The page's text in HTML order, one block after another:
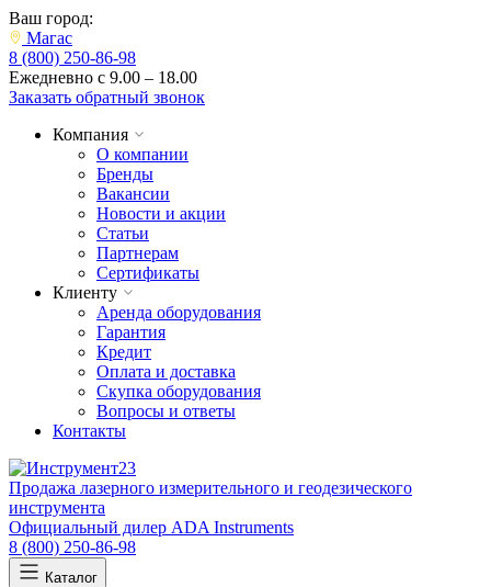
Ваш город:
Магас
8 (800) 250-86-98
Ежедневно с 9.00 – 18.00
Заказать обратный звонок
Компания
О компании
Бренды
Вакансии
Новости и акции
Статьи
Партнерам
Сертификаты
Клиенту
Аренда оборудования
Гарантия
Кредит
Оплата и доставка
Скупка оборудования
Вопросы и ответы
Контакты
Продажа лазерного измерительного и геодезического
инструмента
Официальный дилер ADA Instruments
8 (800) 250-86-98
Каталог